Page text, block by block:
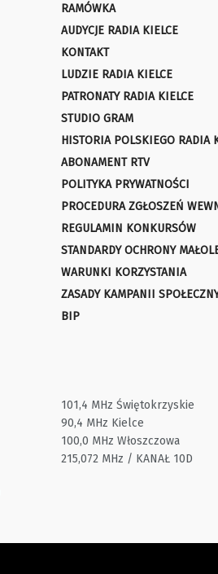
RAMÓWKA
AUDYCJE RADIA KIELCE
KONTAKT
LUDZIE RADIA KIELCE
PATRONATY RADIA KIELCE
STUDIO GRAM
HISTORIA POLSKIEGO RADIA
ABONAMENT RTV
POLITYKA PRYWATNOŚCI
PROCEDURA ZGŁOSZEŃ
REGULAMIN KONKURSÓW
STANDARDY OCHRONY
WARUNKI KORZYSTANIA
ZASADY KAMPANII
BIP
101,4 MHz Świętokrzyskie
90,4 MHz Kielce
100,0 MHz Włoszczowa
215,072 MHz / KANAŁ 10D